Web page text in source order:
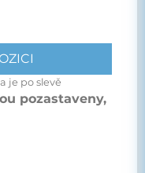
je po slevě
pozastaveny,